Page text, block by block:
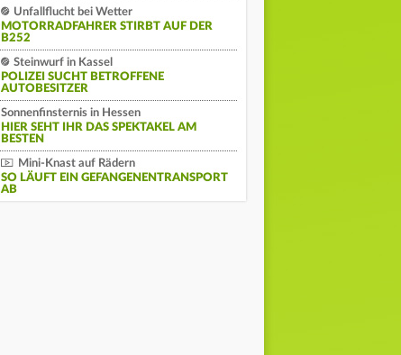
Unfallflucht bei Wetter
MOTORRADFAHRER STIRBT AUF DER
B252
Steinwurf in Kassel
POLIZEI SUCHT BETROFFENE
AUTOBESITZER
Sonnenfinsternis in Hessen
HIER SEHT IHR DAS SPEKTAKEL AM
BESTEN
Mini-Knast auf Rädern
SO LÄUFT EIN GEFANGENENTRANSPORT
AB